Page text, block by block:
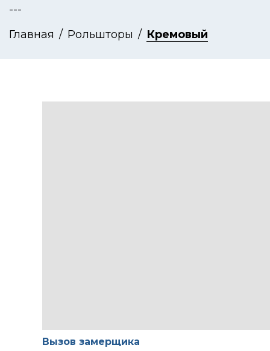
---
Главная
Рольшторы Кремовый
Вызов замерщика